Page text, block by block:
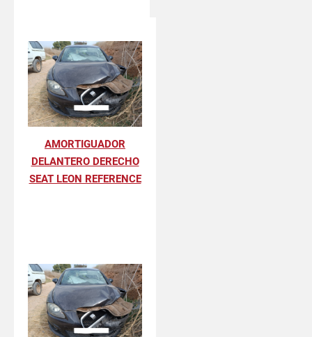
AMORTIGUADOR
DELANTERO DERECHO
SEAT LEON REFERENCE